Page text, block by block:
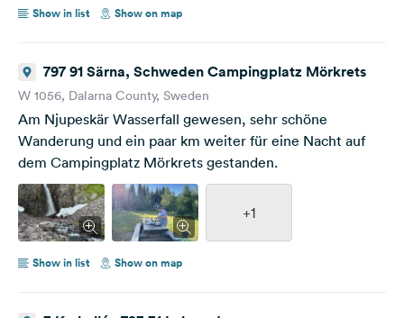
Show in list Show on map
797 91 Särna, Schweden Campingplatz Mörkrets
W 1056, Dalarna County, Sweden
Am Njupeskär Wasserfall gewesen, sehr schöne
Wanderung und ein paar km weiter für eine Nacht auf
dem Campingplatz Mörkrets gestanden.
+1
Show in list Show on map